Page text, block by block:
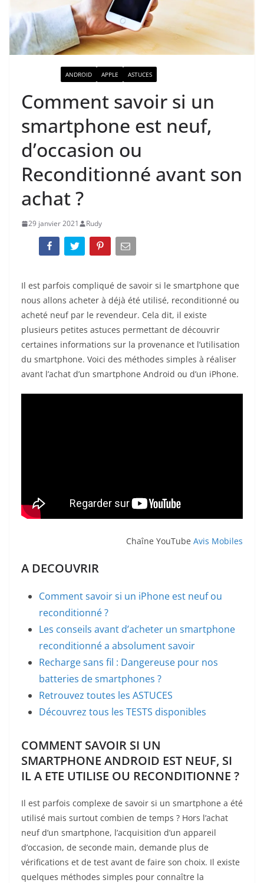
ANDROID APPLE ASTUCES
Comment savoir si un
smartphone est neuf,
d’occasion ou
Reconditionné avant son
achat ?
29 janvier 2021 Rudy
Il est parfois compliqué de savoir si le smartphone que
nous allons acheter à déjà été utilisé, reconditionné ou
acheté neuf par le revendeur. Cela dit, il existe
plusieurs petites astuces permettant de découvrir
certaines informations sur la provenance et l’utilisation
du smartphone. Voici des méthodes simples à réaliser
avant l’achat d’un smartphone Android ou d’un iPhone.
Chaîne YouTube Avis Mobiles
A DECOUVRIR
Comment savoir si un iPhone est neuf ou
reconditionné ?
Les conseils avant d’acheter un smartphone
reconditionné a absolument savoir
Recharge sans fil : Dangereuse pour nos
batteries de smartphones ?
Retrouvez toutes les ASTUCES
Découvrez tous les TESTS disponibles
COMMENT SAVOIR SI UN
SMARTPHONE ANDROID EST NEUF, SI
IL A ETE UTILISE OU RECONDITIONNE ?
Il est parfois complexe de savoir si un smartphone a été
utilisé mais surtout combien de temps ? Hors l’achat
neuf d’un smartphone, l’acquisition d’un appareil
d’occasion, de seconde main, demande plus de
vérifications et de test avant de faire son choix. Il existe
quelques méthodes simples pour connaître la